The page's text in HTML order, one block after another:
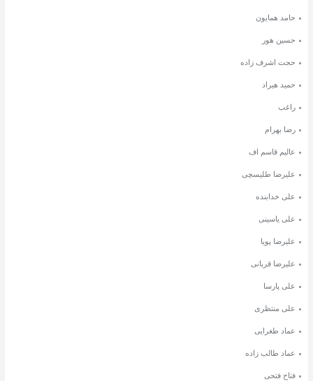
حامد همایون
حسین هور
حجت اشرف زاده
حمید هیراد
راغب
رضا بهرام
عالیم قاسم اف
علیرضا طلیسچی
علی خدابنده
علی یاسینی
علیرضا پویا
علیرضا قربانی
علی پارسا
علی منتظری
عماد طغرایی
عماد طالب زاده
فتاح فتحی